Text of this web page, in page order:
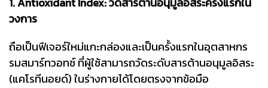
วงการ
ถือเป็นฟีเจอร์ใหม่แกะกล่องและเป็นครั้งแรกในอุตสาหกร
รมสมาร์ทวอทช์ ที่ผู้ใช้สามารถวัดระดับสารต้านอนุมูลอิสระ
(แคโรทีนอยด์) ในร่างกายได้โดยตรงจากข้อมือ